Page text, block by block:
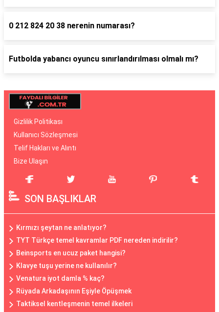
0 212 824 20 38 nerenin numarası?
Futbolda yabancı oyuncu sınırlandırılması olmalı mı?
Gizlilik Politikası
Kullanıcı Sözleşmesi
Telif Hakları ve Alıntı
Bize Ulaşın
SON BAŞLIKLAR
Kırmızı şeytan ne anlatıyor?
TYT Türkçe temel kavramlar PDF nereden indirilir?
Beinsports en ucuz paket hangisi?
Klavye tuşu yerine ne kullanılır?
Venatura iyot damla % kaç?
Rüyada Arkadaşının Eşiyle Öpüşmek
Taktiksel kentleşmenin temel ilkeleri